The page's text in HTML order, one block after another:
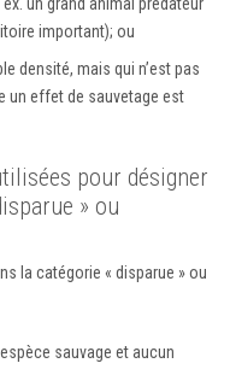
un grand animal prédateur
important); ou
densité, mais qui n’est pas
un effet de sauvetage est
pour désigner
» ou
la catégorie « disparue » ou
sauvage et aucun